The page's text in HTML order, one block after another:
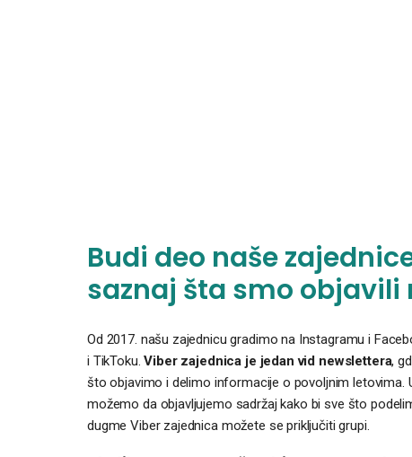
Budi deo naše
saznaj šta smo objavili
Od 2017. našu zajednicu gradimo na Instagramu i
i TikToku.Viber zajednica je jedan vid newslettera,
što objavimo i delimo informacije o povoljnim letovima.
možemo da objavljujemo sadržaj kako bi sve što
dugme Viber zajednica možete se priključiti grupi.